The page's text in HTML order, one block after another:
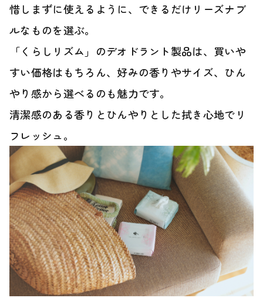
惜しまずに使えるように、できるだけリーズナブ
ルなものを選ぶ。
「くらしリズム」のデオドラント製品は、買いや
すい価格はもちろん、好みの香りやサイズ、ひん
やり感から選べるのも魅力です。
清潔感のある香りとひんやりとした拭き心地でリ
フレッシュ。